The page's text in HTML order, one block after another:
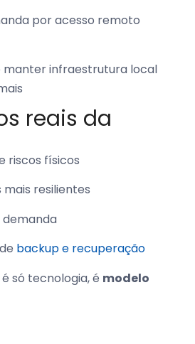
por acesso remoto
manter infraestrutura local
reais da
riscos físicos
resilientes
demanda
backup e recuperação
só tecnologia, é modelo